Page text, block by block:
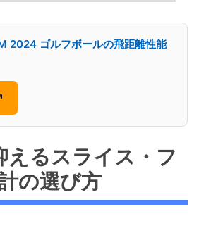
2024 ゴルフボールの飛距離性能
えるスライス・フ
の選び方